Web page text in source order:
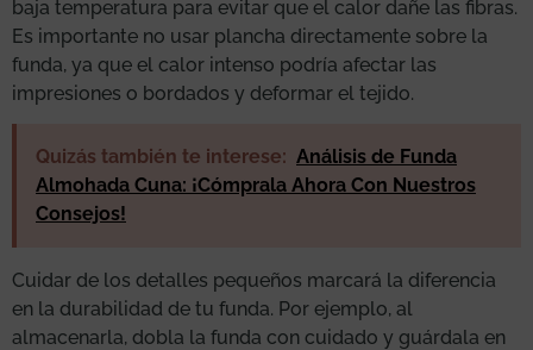
baja temperatura para evitar que el calor dañe las fibras.
Es importante no usar plancha directamente sobre la
funda, ya que el calor intenso podría afectar las
impresiones o bordados y deformar el tejido.
Quizás también te interese: Análisis de Funda
Almohada Cuna: ¡Cómprala Ahora Con Nuestros
Consejos!
Cuidar de los detalles pequeños marcará la diferencia
en la durabilidad de tu funda. Por ejemplo, al
almacenarla, dobla la funda con cuidado y guárdala en